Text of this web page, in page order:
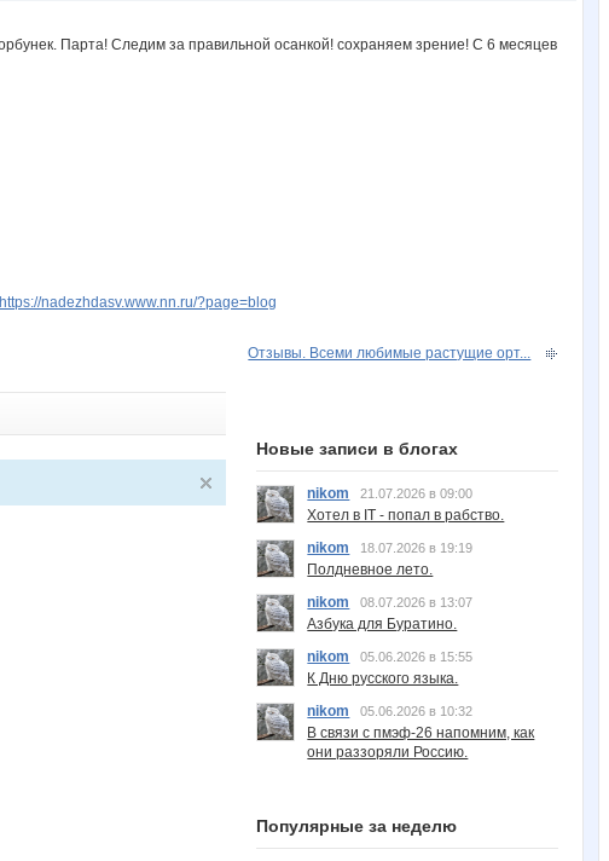
https://nadezhdasv.www.nn.ru/?page=blog
Отзывы. Всеми любимые растущие орт...
Новые записи в блогах
nikom 21.07.2026 в 09:00
Хотел в IT - попал в рабство.
nikom
18.07.2026 в 19:19
Полдневное лето.
nikom
08.07.2026 в 13:07
Азбука для Буратино.
nikom
05.06.2026 в 15:55
К Дню русского языка.
nikom
05.06.2026 в 10:32
В связи с пмэф-26 напомним, как
они раззоряли Россию.
Популярные за неделю